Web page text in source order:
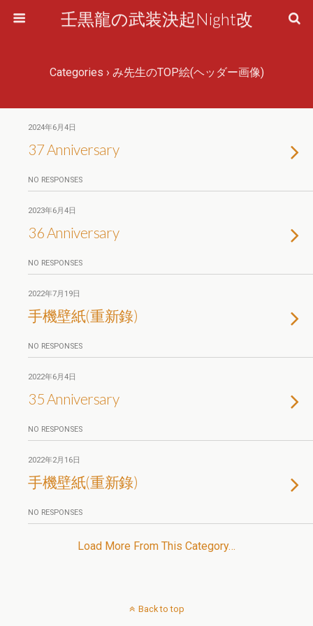
壬黒龍の武装決起Night改
Categories › み先生のTOP絵(ヘッダー画像)
2024年6月4日
37 Anniversary
NO RESPONSES
2023年6月4日
36 Anniversary
NO RESPONSES
2022年7月19日
手機壁紙(重新錄)
NO RESPONSES
2022年6月4日
35 Anniversary
NO RESPONSES
2022年2月16日
手機壁紙(重新錄)
NO RESPONSES
Load More From This Category…
Back to top